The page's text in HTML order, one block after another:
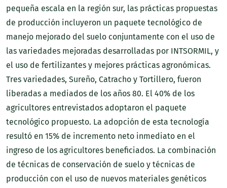
pequeña escala en la región sur, las prácticas propuestas
de producción incluyeron un paquete tecnológico de
manejo mejorado del suelo conjuntamente con el uso de
las variedades mejoradas desarrolladas por INTSORMIL, y
el uso de fertilizantes y mejores prácticas agronómicas.
Tres variedades, Sureño, Catracho y Tortillero, fueron
liberadas a mediados de los años 80. El 40% de los
agricultores entrevistados adoptaron el paquete
tecnológico propuesto. La adopción de esta tecnología
resultó en 15% de incremento neto inmediato en el
ingreso de los agricultores beneficiados. La combinación
de técnicas de conservación de suelo y técnicas de
producción con el uso de nuevos materiales genéticos